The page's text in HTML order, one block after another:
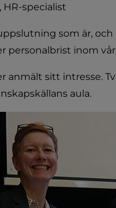
HR-specialist
som är,
personalbrist inom
anmält sitt intresse.
aula.